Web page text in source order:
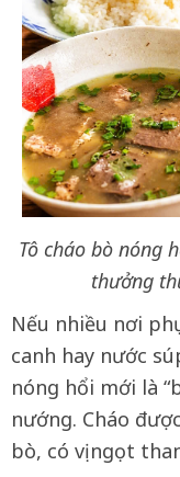
Tô cháo bò nóng
thưởng
Nếu nhiều nơi
canh hay nước
nóng hổi mới là
nướng. Cháo
bò, có vị ngọt